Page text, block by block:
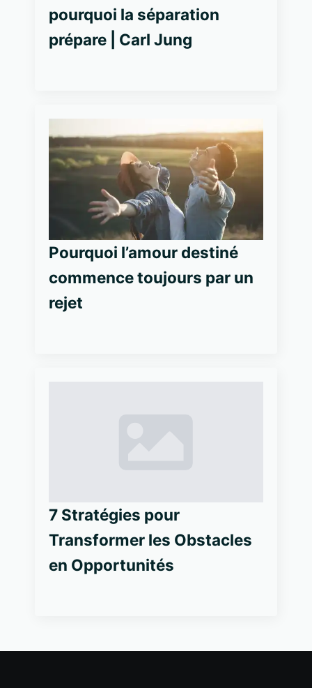
pourquoi la séparation
prépare | Carl Jung
Pourquoi l’amour destiné
commence toujours par un
rejet
7 Stratégies pour
Transformer les Obstacles
en Opportunités